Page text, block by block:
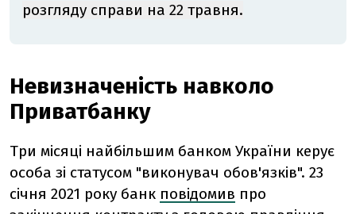
розгляду справи на 22 травня.
Невизначеність навколо
Приватбанку
Три місяці найбільшим банком України керує
особа зі статусом "виконувач обов'язків". 23
січня 2021 року банк повідомив про